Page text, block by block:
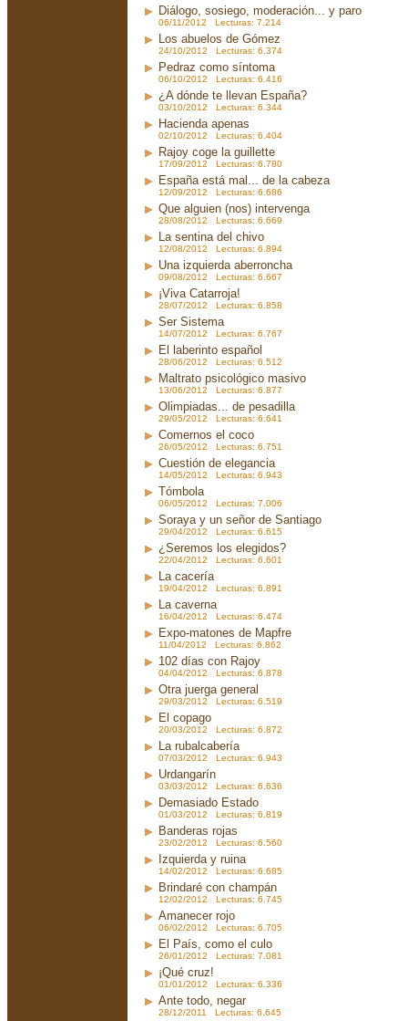
Diálogo, sosiego, moderación... y paro
06/11/2012 Lecturas: 7.214
Los abuelos de Gómez
24/10/2012 Lecturas: 6.374
Pedraz como síntoma
06/10/2012 Lecturas: 6.416
¿A dónde te llevan España?
03/10/2012 Lecturas: 6.344
Hacienda apenas
02/10/2012 Lecturas: 6.404
Rajoy coge la guillette
17/09/2012 Lecturas: 6.780
España está mal... de la cabeza
12/09/2012 Lecturas: 6.686
Que alguien (nos) intervenga
28/08/2012 Lecturas: 6.669
La sentina del chivo
12/08/2012 Lecturas: 6.894
Una izquierda aberroncha
09/08/2012 Lecturas: 6.667
¡Viva Catarroja!
28/07/2012 Lecturas: 6.858
Ser Sistema
14/07/2012 Lecturas: 6.767
El laberinto español
28/06/2012 Lecturas: 6.512
Maltrato psicológico masivo
13/06/2012 Lecturas: 6.877
Olimpiadas... de pesadilla
29/05/2012 Lecturas: 6.641
Comernos el coco
26/05/2012 Lecturas: 6.751
Cuestión de elegancia
14/05/2012 Lecturas: 6.943
Tómbola
06/05/2012 Lecturas: 7.006
Soraya y un señor de Santiago
29/04/2012 Lecturas: 6.615
¿Seremos los elegidos?
22/04/2012 Lecturas: 6.601
La cacería
19/04/2012 Lecturas: 6.891
La caverna
16/04/2012 Lecturas: 6.474
Expo-matones de Mapfre
11/04/2012 Lecturas: 6.862
102 días con Rajoy
04/04/2012 Lecturas: 6.878
Otra juerga general
29/03/2012 Lecturas: 6.519
El copago
20/03/2012 Lecturas: 6.872
La rubalcabería
07/03/2012 Lecturas: 6.943
Urdangarín
03/03/2012 Lecturas: 6.636
Demasiado Estado
01/03/2012 Lecturas: 6.819
Banderas rojas
23/02/2012 Lecturas: 6.560
Izquierda y ruina
14/02/2012 Lecturas: 6.685
Brindaré con champán
12/02/2012 Lecturas: 6.745
Amanecer rojo
06/02/2012 Lecturas: 6.705
El País, como el culo
26/01/2012 Lecturas: 7.081
¡Qué cruz!
01/01/2012 Lecturas: 6.336
Ante todo, negar
28/12/2011 Lecturas: 6.645